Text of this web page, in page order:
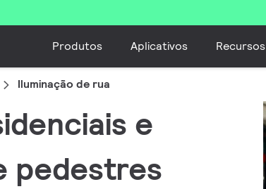
Produtos Aplicativos Recursos
Iluminação de rua
e
pedestres